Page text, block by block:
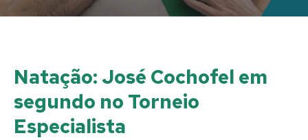
Natação: José Cochofel em
segundo no Torneio
Especialista